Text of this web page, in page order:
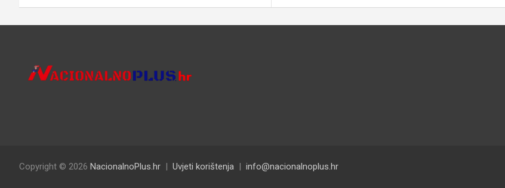
Copyright © 2026 NacionalnoPlus.hr Uvjeti korištenja info@nacionalnoplus.hr